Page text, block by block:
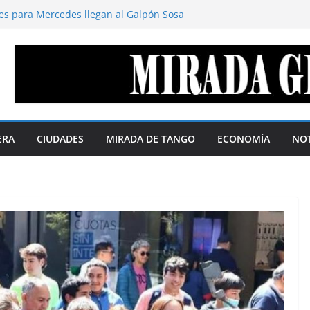
para Mercedes llegan al Galpón Sosa
soberanas. Por Telma Luzzani
la agenda digital y la política se
CIUDADES MIRADA DE TANGO ECONOMÍA